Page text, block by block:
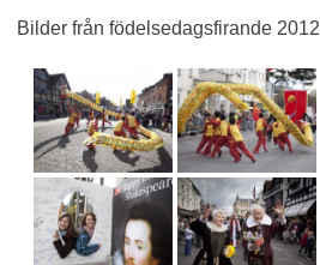
Bilder från födelsedagsfirande 2012